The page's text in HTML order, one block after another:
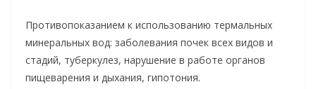
Противопоказанием к использованию термальных
минеральных вод: заболевания почек всех видов и
стадий, туберкулез, нарушение в работе органов
пищеварения и дыхания, гипотония.